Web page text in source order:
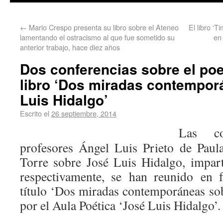
← Mario Crespo presenta su libro sobre el Ateneo
lamentando el ostracismo al que fue sometido su
anterior trabajo, hace diez años
El libro
Dos conferencias sobre el
libro ‘Dos miradas
Luis Hidalgo’
Escrito el 26 septiembre, 2014
Las
profesores Ángel Luis Prieto de
Torre sobre José Luis Hidalgo,
respectivamente, se han reunido
título ‘Dos miradas contemporáneas
por el Aula Poética ‘José Luis Hidalgo’.